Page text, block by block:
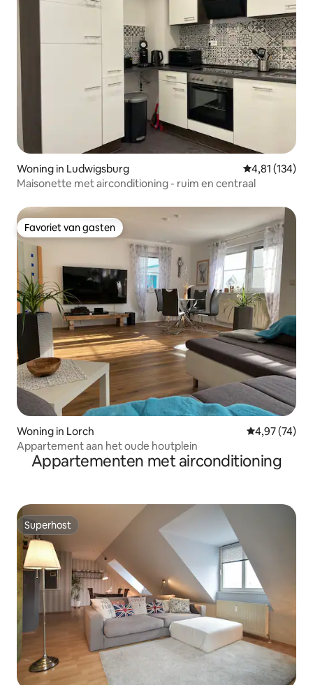
Woning in Ludwigsburg Gemiddelde
4,81 (134)
Maisonette met airconditioning - ruim en centraal
Favoriet van gasten
Favoriet van gasten
Woning in Lorch Gemiddelde
4,97 (74)
Appartement aan het oude houtplein
Appartementen met airconditioning
Superhost
Superhost